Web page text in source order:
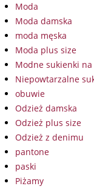
Moda
Moda damska
moda męska
Moda plus size
Modne sukienki
Niepowtarzalne
obuwie
Odzież damska
Odzież plus size
Odzież z denimu
pantone
paski
Piżamy